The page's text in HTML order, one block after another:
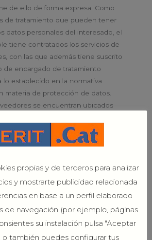
de ello de forma expresa. Como
de tratamiento que pueden tener
datos personales del interesado, el
tiene contratados los servicios de
con las que además tiene suscrito
de encargado de tratamiento
lo establecido en la normativa
materia de protección de datos.
se encuentran ubicados
encontrándose adheridos al
que nos ha proporcionado
tienes pleno derecho a
sobre si en el
estamos tratando tus datos
y en concreto estás facultado para
propias y de terceros para analizar
y mostrarte publicidad relacionada
en base a un perfil elaborado
de navegación (por ejemplo, páginas
su instalación pulsa "Aceptar
o también puedes configurar tus